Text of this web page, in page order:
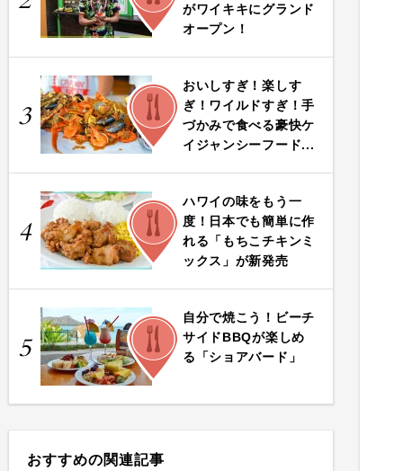
がワイキキにグランド
オープン！
3
FOOD
おいしすぎ！楽しす
ぎ！ワイルドすぎ！手
づかみで食べる豪快ケ
イジャンシーフード...
4
FOOD
ハワイの味をもう一
度！日本でも簡単に作
れる「もちこチキンミ
ックス」が新発売
5
FOOD
自分で焼こう！ビーチ
サイドBBQが楽しめ
る「ショアバード」
おすすめの関連記事